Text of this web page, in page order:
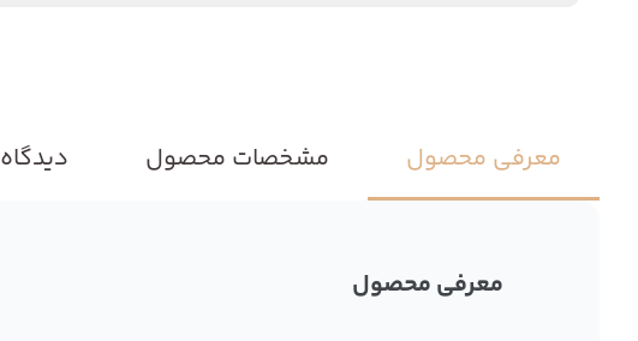
معرفی محصول مشخصات محصول دیدگاه
معرفی محصول